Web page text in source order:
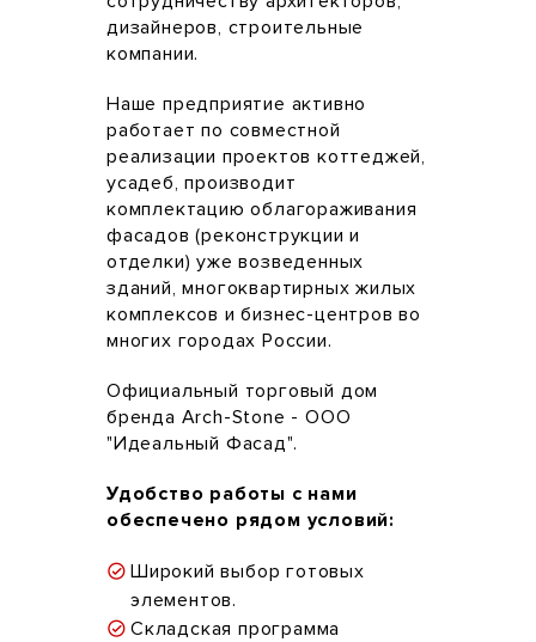
дизайнеров, строительные
компании.
Наше предприятие активно
работает по совместной
реализации проектов коттеджей,
усадеб, производит
комплектацию облагораживания
фасадов (реконструкции и
отделки) уже возведенных
зданий, многоквартирных жилых
комплексов и бизнес-центров во
многих городах России.
Официальный торговый дом
бренда Arch-Stone - ООО
"Идеальный Фасад".
Удобство работы с нами
обеспечено рядом условий:
Широкий выбор готовых
элементов.
Складская программа